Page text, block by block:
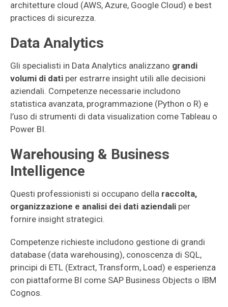
architetture cloud (AWS, Azure, Google Cloud) e best
practices di sicurezza.
Data Analytics
Gli specialisti in Data Analytics analizzano grandi
volumi di dati per estrarre insight utili alle decisioni
aziendali. Competenze necessarie includono
statistica avanzata, programmazione (Python o R) e
l’uso di strumenti di data visualization come Tableau o
Power BI.
Warehousing & Business
Intelligence
Questi professionisti si occupano della raccolta,
organizzazione e analisi dei dati aziendali per
fornire insight strategici.
Competenze richieste includono gestione di grandi
database (data warehousing), conoscenza di SQL,
principi di ETL (Extract, Transform, Load) e esperienza
con piattaforme BI come SAP Business Objects o IBM
Cognos.